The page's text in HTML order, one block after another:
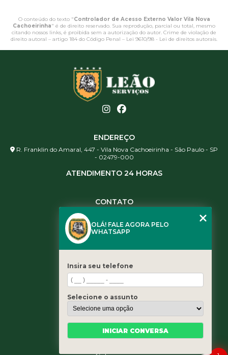
O conteúdo do texto "Controlador de Acesso Externo Valor Vila Nova
Cachoeirinha" é de direito reservado. Sua reprodução, parcial ou total, mesmo
citando nossos links, é proibida sem a autorização do autor. Crime de violação de
direito autoral – artigo 184 do Código Penal – Lei 9610/98 - Lei de direitos autorais.
ENDEREÇO
R. Franklin do Amaral, 447 - Vila Nova Cachoeirinha - São Paulo - SP
- 02479-000
ATENDIMENTO 24 HORAS
CONTATO
(11) 3461-5871
contato@leaoservicos.com.br
Home
Quem somos
Serviços
Blog
OLÁ! FALE AGORA PELO
WHATSAPP
Insira seu telefone
Selecione o assunto
INICIAR CONVERSA